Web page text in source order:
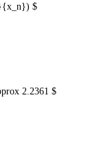
$
2.2361 $